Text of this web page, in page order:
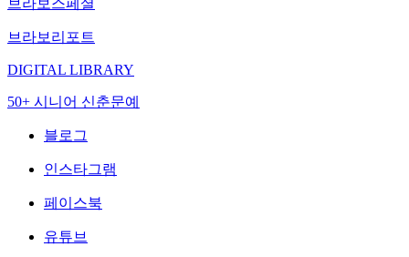
브라보스페셜
브라보리포트
DIGITAL LIBRARY
50+ 시니어 신춘문예
블로그
인스타그램
페이스북
유튜브